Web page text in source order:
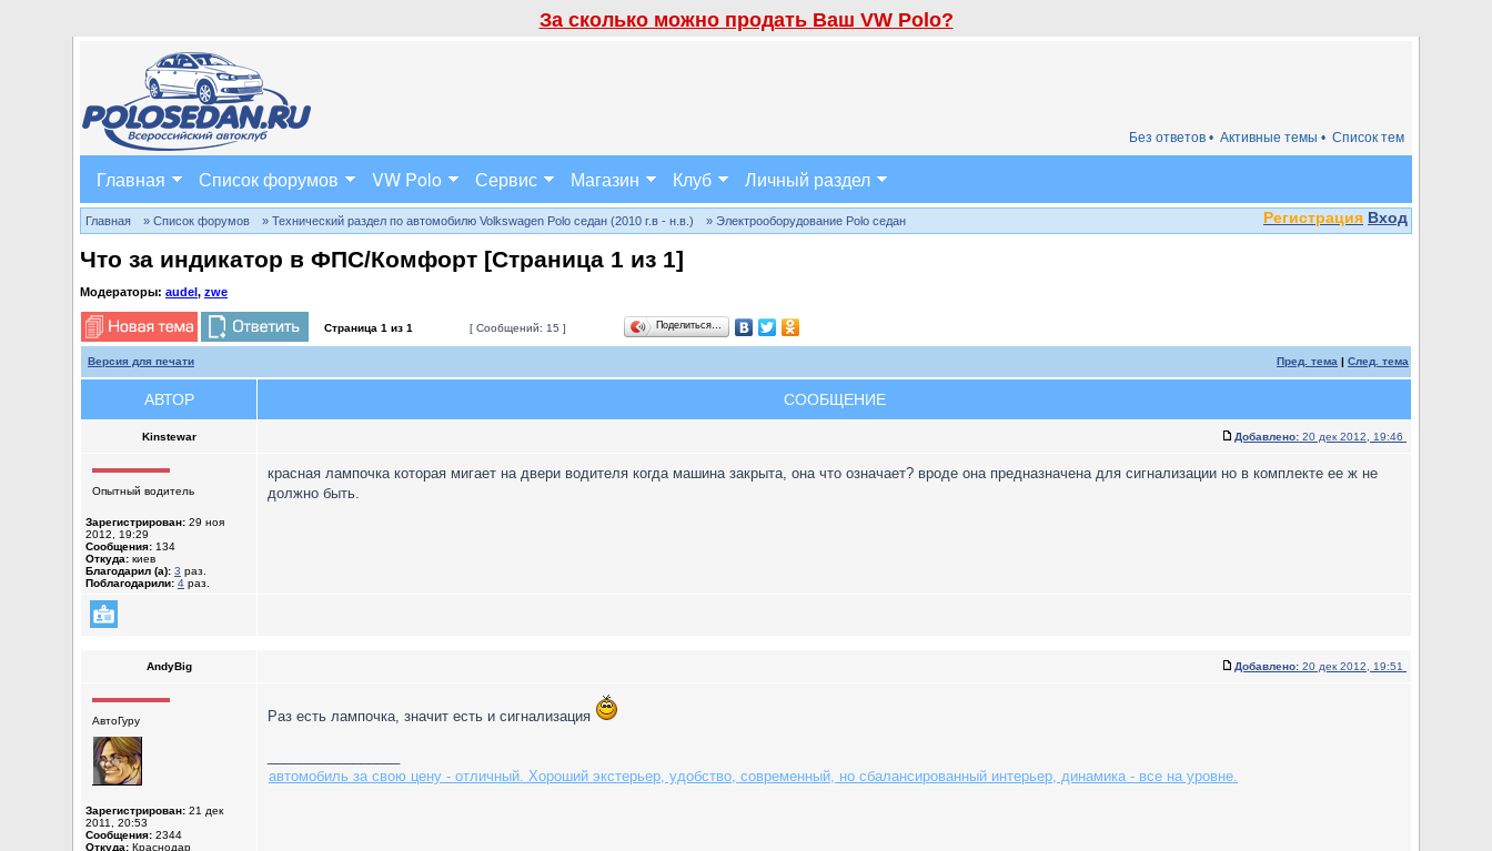
За сколько можно продать Ваш VW Polo?
Список тем
Активные темы •
Без ответов •
Главная Список форумов VW Polo Сервис Магазин Клуб Личный раздел
Регистрация Вход
Главная » Список форумов » Технический раздел по автомобилю Volkswagen Polo седан (2010 г.в - н.в.) » Электрооборудование Polo седан
Что за индикатор в ФПС/Комфорт [Страница 1 из 1]
Модераторы: audel, zwe
Страница 1 из 1 [ Сообщений: 15 ] Поделиться…
Версия для печати Пред. тема | След. тема
АВТОР СООБЩЕНИЕ
Kinstewar Добавлено: 20 дек 2012, 19:46
Опытный водитель
Зарегистрирован: 29 ноя
2012, 19:29
Сообщения: 134
Откуда: киев
Благодарил (а): 3 раз.
Поблагодарили: 4 раз.
красная лампочка которая мигает на двери водителя когда машина закрыта, она что означает? вроде она предназначена для сигнализации но в комплекте ее ж не
должно быть.
AndyBig Добавлено: 20 дек 2012, 19:51
АвтоГуру
Зарегистрирован: 21 дек
2011, 20:53
Сообщения: 2344
Откуда: Краснодар
Раз есть лампочка, значит есть и сигнализация
автомобиль за свою цену - отличный. Хороший экстерьер, удобство, современный, но сбалансированный интерьер, динамика - все на уровне.